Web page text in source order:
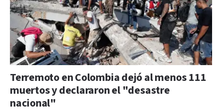
Terremoto en Colombia dejó al menos 111
muertos y declararon el "desastre
nacional"